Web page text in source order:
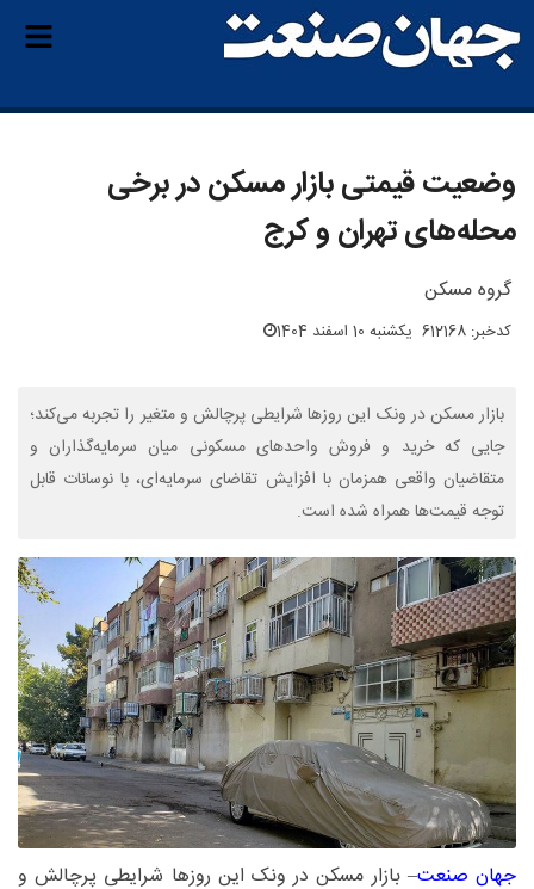
وضعیت قیمتی بازار مسکن در برخی
محله‌های تهران و کرج
گروه مسکن
کدخبر: 612168 یکشنبه 10 اسفند 1404
بازار مسکن در ونک این روز‌ها شرایطی پرچالش و متغیر را تجربه می‌کند؛
جایی که خرید و فروش واحد‌های مسکونی میان سرمایه‌گذاران و
متقاضیان واقعی همزمان با افزایش تقاضای سرمایه‌ای، با نوسانات قابل
توجه قیمت‌ها همراه شده است.
جهان‌ صنعت– بازار مسکن در ونک این روز‌ها شرایطی پرچالش و